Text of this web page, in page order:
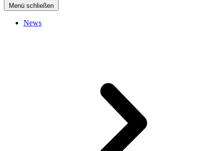
Menü schließen
News